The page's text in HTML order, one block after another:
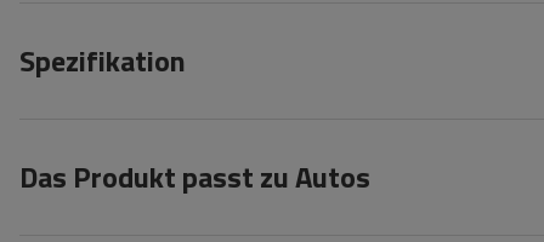
Spezifikation
Das Produkt passt zu Autos